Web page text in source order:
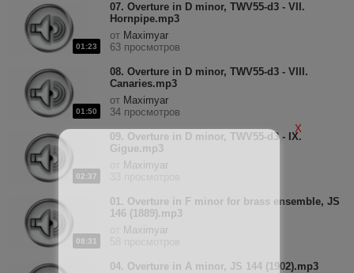
01:23
07. Overture in D minor, TWV55-d3 - VII.
Hornpipe.mp3
от Maximyar
63 просмотров
01:50
08. Overture in D minor, TWV55-d3 - VIII.
Canaries.mp3
от Maximyar
34 просмотров
02:37
09. Overture in D minor, TWV55-d3 - IX.
Gigue.mp3
Maximyar
08:31
01. Overture in F minor for brass ensemble, JS
146 (1889).mp3
Maximyar
04. Overture in A minor, JS 144 (1902).mp3
X